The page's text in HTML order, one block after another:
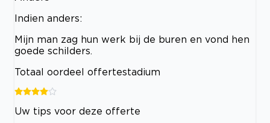
Indien anders:
Mijn man zag hun werk bij de buren en vond hen
goede schilders.
Totaal oordeel offertestadium
Uw tips voor deze offerte